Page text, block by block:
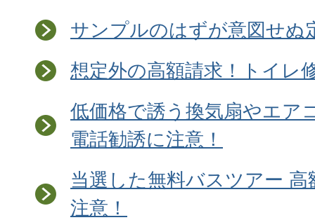
サンプルのはずが意図せぬ
想定外の高額請求！トイレ
低価格で誘う換気扇やエア
電話勧誘に注意！
当選した無料バスツアー
注意！